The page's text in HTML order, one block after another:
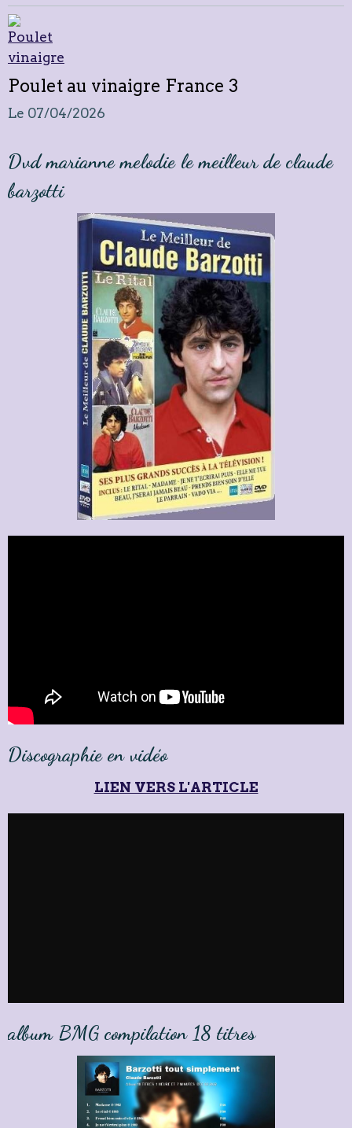
Poulet au vinaigre France 3
Le 07/04/2026
Dvd marianne melodie le meilleur de claude
barzotti
Discographie en vidéo
LIEN VERS L'ARTICLE
album BMG compilation 18 titres